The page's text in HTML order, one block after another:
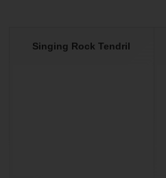
Singing Rock Tendril